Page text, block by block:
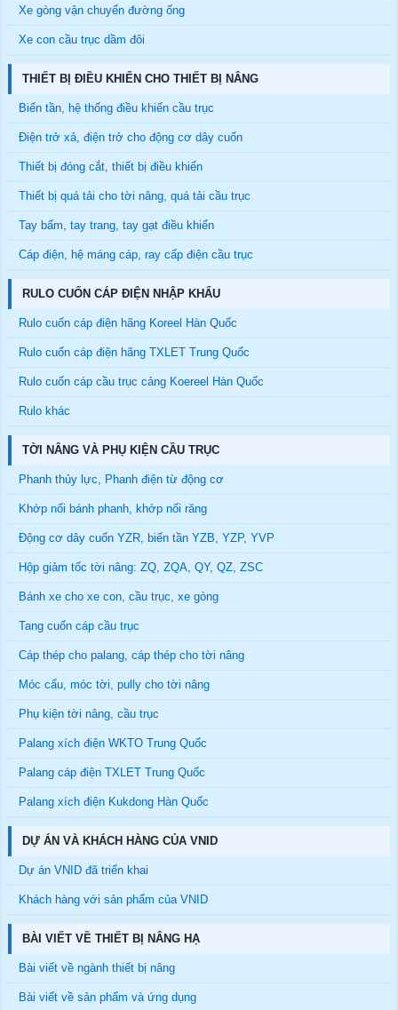
Xe gòng vận chuyển đường ống
Xe con cầu trục dầm đôi
THIẾT BỊ ĐIỀU KHIỂN CHO THIẾT BỊ NÂNG
Biến tần, hệ thống điều khiển cầu trục
Điện trở xả, điện trở cho động cơ dây cuốn
Thiết bị đóng cắt, thiết bị điều khiển
Thiết bị quá tải cho tời nâng, quá tải cầu trục
Tay bấm, tay trang, tay gạt điều khiển
Cáp điện, hệ máng cáp, ray cấp điện cầu trục
RULO CUỐN CÁP ĐIỆN NHẬP KHẨU
Rulo cuốn cáp điện hãng Koreel Hàn Quốc
Rulo cuốn cáp điện hãng TXLET Trung Quốc
Rulo cuốn cáp cầu trục cảng Koereel Hàn Quốc
Rulo khác
TỜI NÂNG VÀ PHỤ KIỆN CẦU TRỤC
Phanh thủy lực, Phanh điện từ động cơ
Khớp nối bánh phanh, khớp nối răng
Động cơ dây cuốn YZR, biến tần YZB, YZP, YVP
Hộp giảm tốc tời nâng: ZQ, ZQA, QY, QZ, ZSC
Bánh xe cho xe con, cầu trục, xe gòng
Tang cuốn cáp cầu trục
Cáp thép cho palang, cáp thép cho tời nâng
Móc cẩu, móc tời, pully cho tời nâng
Phụ kiện tời nâng, cầu trục
Palang xích điện WKTO Trung Quốc
Palang cáp điện TXLET Trung Quốc
Palang xích điện Kukdong Hàn Quốc
DỰ ÁN VÀ KHÁCH HÀNG CỦA VNID
Dự án VNID đã triển khai
Khách hàng với sản phẩm của VNID
BÀI VIẾT VỀ THIẾT BỊ NÂNG HẠ
Bài viết về ngành thiết bị nâng
Bài viết về sản phẩm và ứng dụng